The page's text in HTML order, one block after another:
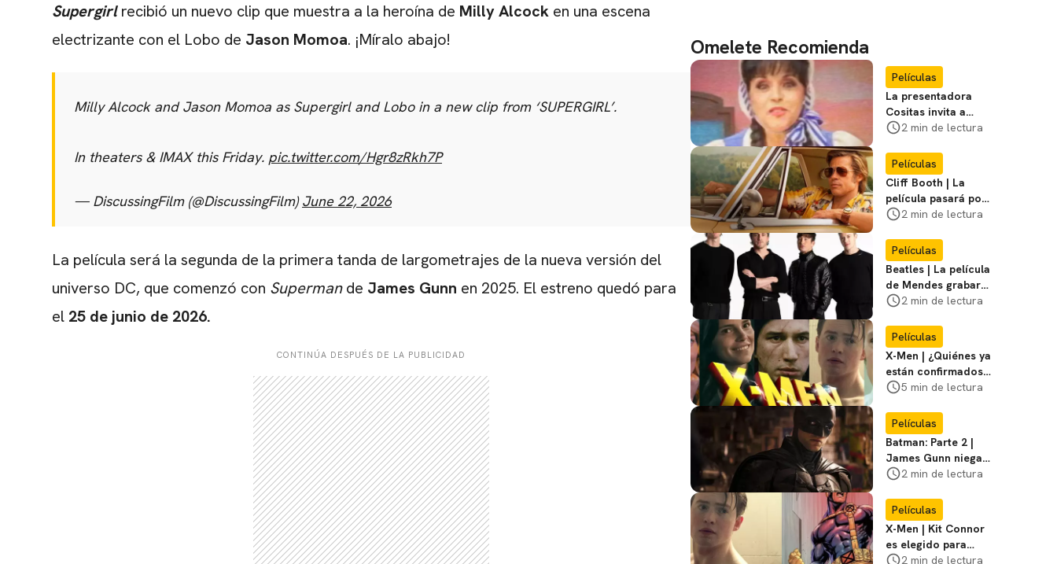
Supergirlrecibió un nuevo clip que muestra a la heroína de Milly Alcock en una escena
electrizante con el Lobo de Jason Momoa. ¡Míralo abajo!
Milly Alcock and Jason Momoa as Supergirl and Lobo in a new clip from ‘SUPERGIRL’.
In theaters & IMAX this Friday. pic.twitter.com/Hgr8zRkh7P
— DiscussingFilm (@DiscussingFilm)June 22, 2026
La película será la segunda de la primera tanda de largometrajes de la nueva versión del
universo DC, que comenzó con Supermande James Gunn en 2025. El estreno quedó para
el 25 de junio de 2026.
CONTINÚA DESPUÉS DE LA PUBLICIDAD
Omelete Recomienda
Películas
La presentadora
Cositas invita a
visitar el
Miasma
2 min de lectura
Películas
Cliff Booth | La
película pasará por
nuevas filmaciones
2 min de lectura
Películas
Beatles | La película
de Mendes grabará
escenas en la
2 min de lectura
Películas
X-Men | ¿Quiénes ya
están confirmados
en la película de
favoritos
5 min de lectura
Películas
Batman: Parte 2 |
James Gunn niega
que se filme la parte
2 min de lectura
Películas
X-Men | Kit Connor
es elegido para
interpretar a
2 min de lectura
CARREGANDO PUBLICIDADE